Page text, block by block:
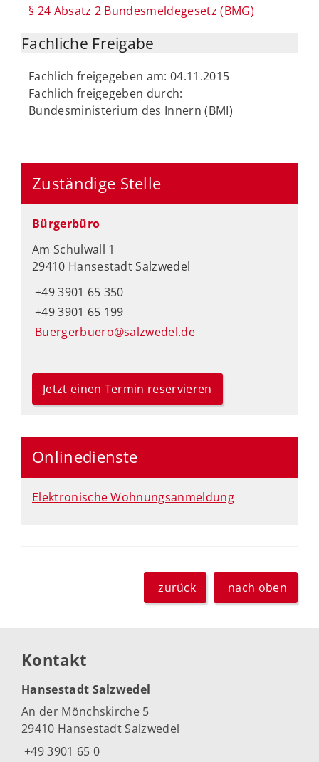
§ 24 Absatz 2 Bundesmeldegesetz (BMG)
Fachliche Freigabe
Fachlich freigegeben am: 04.11.2015
Fachlich freigegeben durch:
Bundesministerium des Innern (BMI)
Zuständige Stelle
Bürgerbüro
Am Schulwall 1
29410 Hansestadt Salzwedel
+49 3901 65 350
+49 3901 65 199
Buergerbuero@salzwedel.de
Jetzt einen Termin reservieren
Onlinedienste
Elektronische Wohnungsanmeldung
zurück nach oben
Kontakt
Hansestadt Salzwedel
An der Mönchskirche 5
29410 Hansestadt Salzwedel
+49 3901 65 0